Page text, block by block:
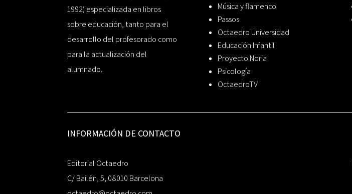
1992) especializada en libros
sobre educación, tanto para el
desarrollo del profesorado como
para la actualización del
alumnado.
Música y flamenco
Passos
Octaedro Universidad
Educación Infantil
Proyecto Noria
Psicología
OctaedroTV
INFORMACIÓN DE CONTACTO
Editorial Octaedro
C/ Bailén, 5, 08010 Barcelona